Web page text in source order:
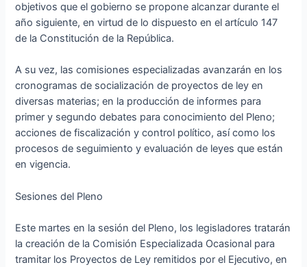
objetivos que el gobierno se propone alcanzar durante el
año siguiente, en virtud de lo dispuesto en el artículo 147
de la Constitución de la República.
A su vez, las comisiones especializadas avanzarán en los
cronogramas de socialización de proyectos de ley en
diversas materias; en la producción de informes para
primer y segundo debates para conocimiento del Pleno;
acciones de fiscalización y control político, así como los
procesos de seguimiento y evaluación de leyes que están
en vigencia.
Sesiones del Pleno
Este martes en la sesión del Pleno, los legisladores tratarán
la creación de la Comisión Especializada Ocasional para
tramitar los Proyectos de Ley remitidos por el Ejecutivo, en